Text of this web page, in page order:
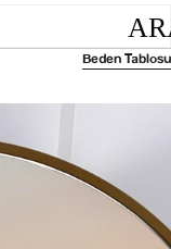
Beden Tablosu